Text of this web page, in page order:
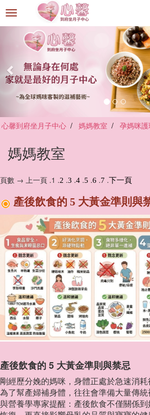
選
單
心馨到府坐月子中心 媽媽教室 孕媽咪護
媽媽教室
頁數 → 上一頁 .1 .2 .3 .4 .5 .6 .7 .下一頁
產後飲食的 5 大黃金準則與
產後飲食的 5 大黃金準則與禁忌
剛經歷分娩的媽咪，身體正處於急速消
為了幫產婦補身體，往往會準備大量傳
與營養學專家提醒：產後飲食不僅關係